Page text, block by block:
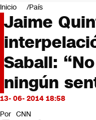
Negocios
Deportes
Programas completos
Cultura
Servicios
Bits
CNN Data
CNN tiempo
Futuro 360
Inicio País
Jaime
Saball:
ningún
13- 06- 2014 18:58
Por CNN